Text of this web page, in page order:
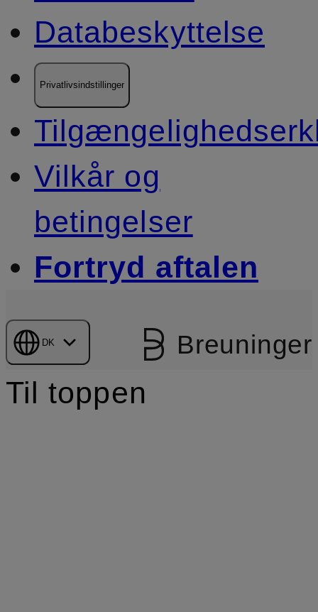
Databeskyttelse
Privatlivsindstillinger
Vilkår og
betingelser
Fortryd aftalen
DK Breuninger
Til toppen